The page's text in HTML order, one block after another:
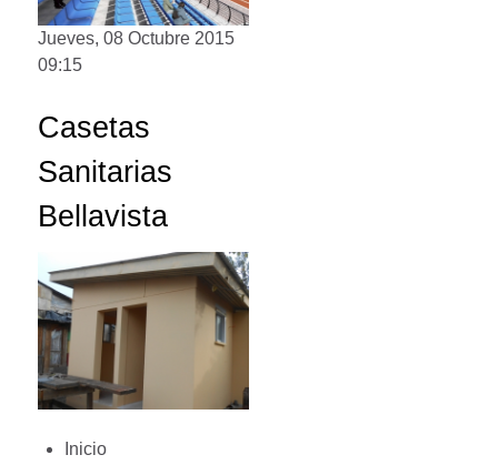
Jueves, 08 Octubre 2015
09:15
Casetas
Sanitarias
Bellavista
Inicio